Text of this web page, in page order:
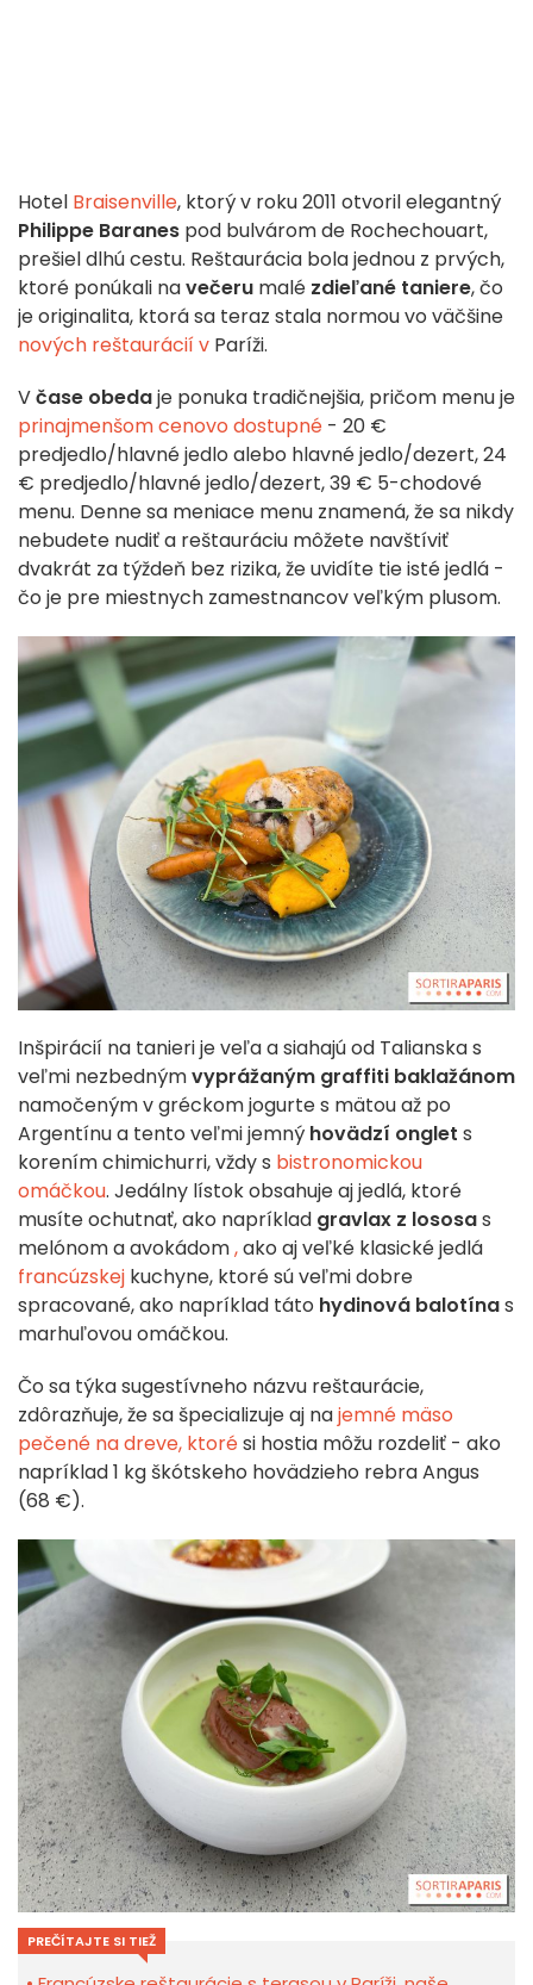
Hotel Braisenville, ktorý v roku 2011 otvoril elegantný
Philippe Baranes pod bulvárom de Rochechouart,
prešiel dlhú cestu. Reštaurácia bola jednou z prvých,
ktoré ponúkali navečeru malé zdieľané taniere, čo
je originalita, ktorá sa teraz stala normou vo väčšine
nových reštaurácií v Paríži.
Včase obedaje ponuka tradičnejšia, pričom menu je
prinajmenšom cenovo dostupné - 20 €
predjedlo/hlavné jedlo alebo hlavné jedlo/dezert, 24
€ predjedlo/hlavné jedlo/dezert, 39 € 5-chodové
menu. Denne sa meniace menu znamená, že sa nikdy
nebudete nudiť a reštauráciu môžete navštíviť
dvakrát za týždeň bez rizika, že uvidíte tie isté jedlá -
čo je pre miestnych zamestnancov veľkým plusom.
Inšpirácií na tanieri je veľa a siahajú od Talianska s
veľmi nezbednýmvyprážaným graffiti baklažánom
namočeným v gréckom jogurte s mätou až po
Argentínu a tento veľmi jemný hovädzí onglet s
korením chimichurri, vždy s bistronomickou
omáčkou. Jedálny lístok obsahuje aj jedlá, ktoré
musíte ochutnať, ako napríklad gravlax z lososas
melónom a avokádom,ako aj veľké klasické jedlá
francúzskej kuchyne, ktoré sú veľmi dobre
spracované, ako napríklad táto hydinová balotínas
marhuľovou omáčkou.
Čo sa týka sugestívneho názvu reštaurácie,
zdôrazňuje, že sa špecializuje aj najemné mäso
pečené na dreve, ktorési hostia môžu rozdeliť - ako
napríklad 1 kg škótskeho hovädzieho rebra Angus
(68 €).
PREČÍTAJTE SI TIEŽ